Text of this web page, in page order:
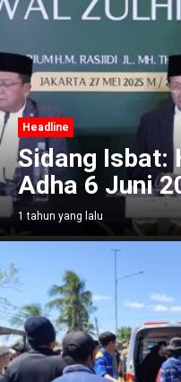
Headline
Sidang Isbat:
Adha 6 Juni
1 tahun yang lalu